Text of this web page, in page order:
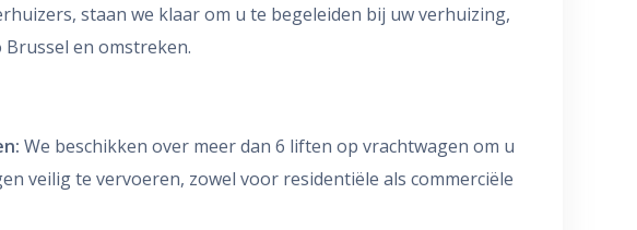
staan we klaar om u te begeleiden bij uw verhuizing,
en omstreken.
We beschikken over meer dan 6 liften op vrachtwagen om u
veilig te vervoeren, zowel voor residentiële als commerciële